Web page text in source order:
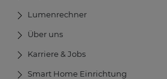
Lumenrechner
Über uns
Karriere & Jobs
Smart Home Einrichtung